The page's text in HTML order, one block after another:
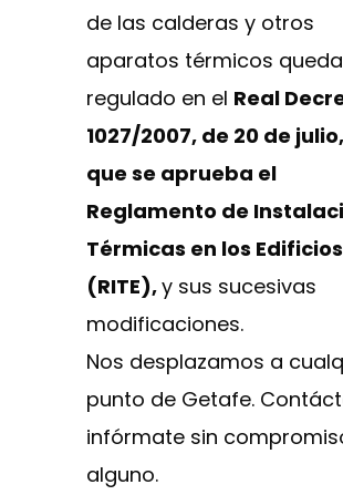
de las calderas y otros
aparatos térmicos queda
regulado en el Real
1027/2007, de 20 de
que se aprueba el
Reglamento de
Térmicas en los Edificios
(RITE),y sus sucesivas
modificaciones.
Nos desplazamos a
punto de Getafe.
infórmate sin
alguno.